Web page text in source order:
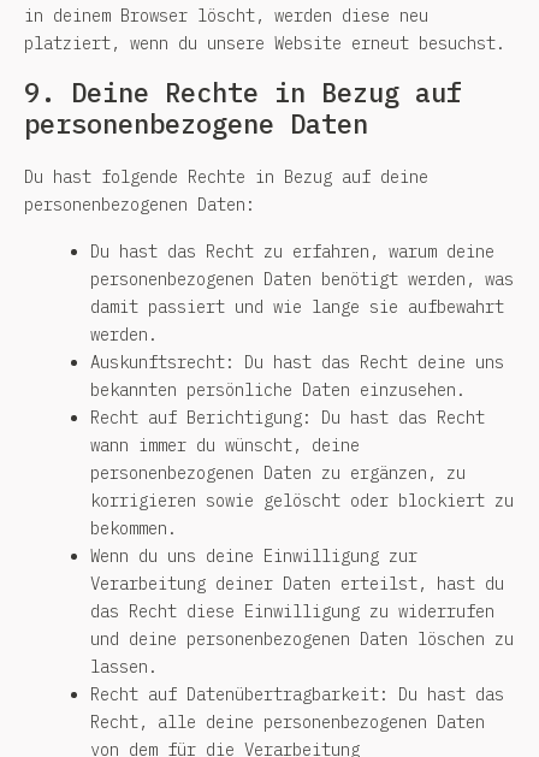
in deinem Browser löscht, werden diese neu
platziert, wenn du unsere Website erneut besuchst.
9. Deine Rechte in Bezug auf
personenbezogene Daten
Du hast folgende Rechte in Bezug auf deine
personenbezogenen Daten:
Du hast das Recht zu erfahren, warum deine
personenbezogenen Daten benötigt werden, was
damit passiert und wie lange sie aufbewahrt
werden.
Auskunftsrecht: Du hast das Recht deine uns
bekannten persönliche Daten einzusehen.
Recht auf Berichtigung: Du hast das Recht
wann immer du wünscht, deine
personenbezogenen Daten zu ergänzen, zu
korrigieren sowie gelöscht oder blockiert zu
bekommen.
Wenn du uns deine Einwilligung zur
Verarbeitung deiner Daten erteilst, hast du
das Recht diese Einwilligung zu widerrufen
und deine personenbezogenen Daten löschen zu
lassen.
Recht auf Datenübertragbarkeit: Du hast das
Recht, alle deine personenbezogenen Daten
von dem für die Verarbeitung